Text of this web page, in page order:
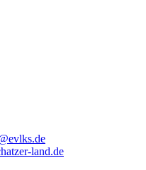
land.de